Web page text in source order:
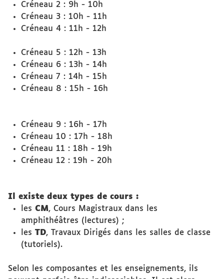
Créneau 2 : 9h - 10h
Créneau 3 : 10h - 11h
Créneau 4 : 11h - 12h
Créneau 5 : 12h - 13h
Créneau 6 : 13h - 14h
Créneau 7 : 14h - 15h
Créneau 8 : 15h - 16h
Créneau 9 : 16h - 17h
Créneau 10 : 17h - 18h
Créneau 11 : 18h - 19h
Créneau 12 : 19h - 20h
Il existe deux types de cours :
les CM, Cours Magistraux dans les
amphithéâtres (lectures) ;
les TD, Travaux Dirigés dans les salles de classe
(tutoriels).
Selon les composantes et les enseignements, ils